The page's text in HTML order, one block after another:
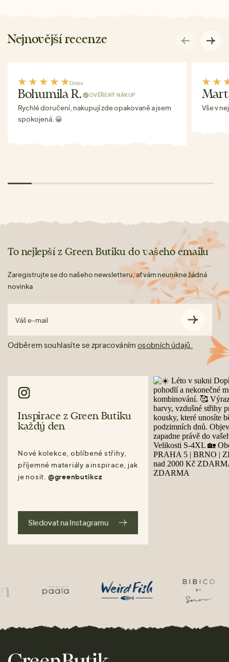
Nejnovější recenze
Dnes
Bohumila R. OVĚŘENÝ NÁKUP
Rychlé doručení, nakupují zde opakovaně a jsem
spokojená. 😀
Vše v
To nejlepší z Green Butiku do vašeho emailu
Zaregistrujte se do našeho newsletteru, ať vám neunikne žádná
novinka
Váš e-mail
Odběrem souhlasíte se zpracováním osobních údajů.
Inspirace z Green Butiku
každý den
Nové kolekce, oblíbené střihy,
příjemné materiály a inspirace, jak
je nosit. @greenbutikcz
Sledovat na Instagramu